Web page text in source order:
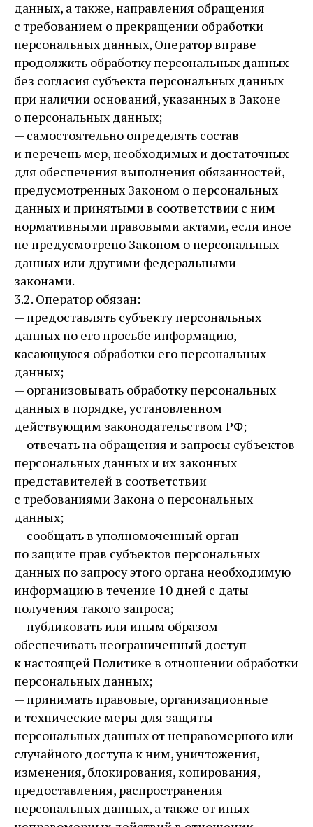
данных, а также, направления обращения
с требованием о прекращении обработки
персональных данных, Оператор вправе
продолжить обработку персональных данных
без согласия субъекта персональных данных
при наличии оснований, указанных в Законе
о персональных данных;
— самостоятельно определять состав
и перечень мер, необходимых и достаточных
для обеспечения выполнения обязанностей,
предусмотренных Законом о персональных
данных и принятыми в соответствии с ним
нормативными правовыми актами, если иное
не предусмотрено Законом о персональных
данных или другими федеральными
законами.
3.2. Оператор обязан:
— предоставлять субъекту персональных
данных по его просьбе информацию,
касающуюся обработки его персональных
данных;
— организовывать обработку персональных
данных в порядке, установленном
действующим законодательством РФ;
— отвечать на обращения и запросы субъектов
персональных данных и их законных
представителей в соответствии
с требованиями Закона о персональных
данных;
— сообщать в уполномоченный орган
по защите прав субъектов персональных
данных по запросу этого органа необходимую
информацию в течение 10 дней с даты
получения такого запроса;
— публиковать или иным образом
обеспечивать неограниченный доступ
к настоящей Политике в отношении обработки
персональных данных;
— принимать правовые, организационные
и технические меры для защиты
персональных данных от неправомерного или
случайного доступа к ним, уничтожения,
изменения, блокирования, копирования,
предоставления, распространения
персональных данных, а также от иных